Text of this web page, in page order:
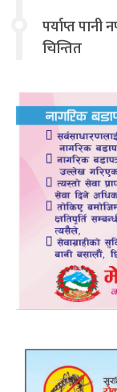
पर्याप्त पानी
चिन्तित